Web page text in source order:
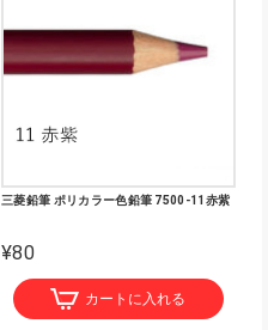
三菱鉛筆 ポリカラー色鉛筆 7500-11赤紫
¥80
カートに入れる